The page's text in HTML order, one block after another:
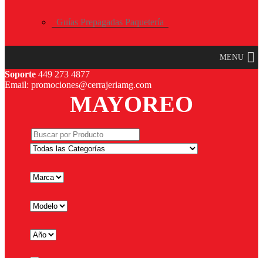
Guías Prepagadas Paquetería
MENU
Soporte 449 273 4877
Email: promociones@cerrajeriamg.com
MAYOREO